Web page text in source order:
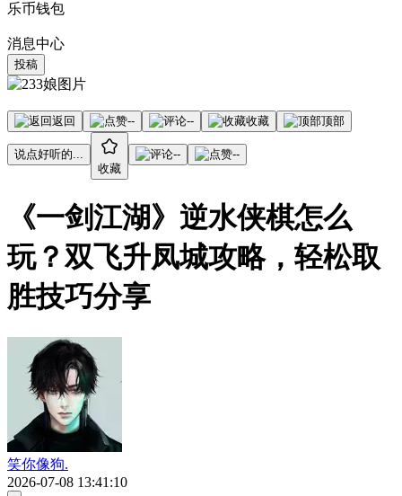
乐币钱包
消息中心
投稿
返回 -- -- 收藏 顶部
说点好听的...
收藏
-- --
《一剑江湖》逆水侠棋怎么
玩？双飞升凤城攻略，轻松取
胜技巧分享
笑你像狗.
2026-07-08 13:41:10